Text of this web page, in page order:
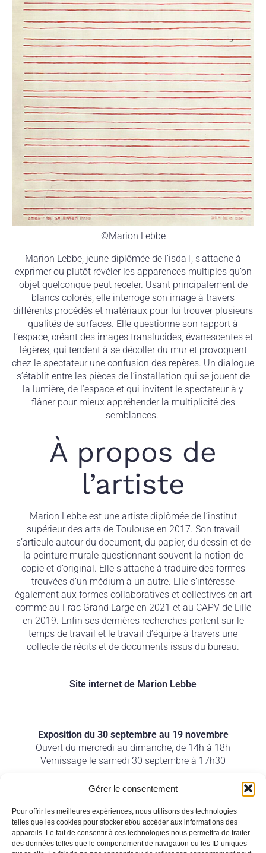
Gérer le consentement
Pour offrir les meilleures expériences, nous utilisons des technologies
telles que les cookies pour stocker et/ou accéder aux informations des
appareils. Le fait de consentir à ces technologies nous permettra de traiter
des données telles que le comportement de navigation ou les ID uniques
©Marion Lebbe
Marion Lebbe, jeune diplômée de l’isdaT, s’attache à
exprimer ou plutôt révéler les apparences multiples qu’on
objet quelconque peut receler. Usant principalement de
blancs colorés, elle interroge son image à travers
différents procédés et matériaux pour lui trouver plusieurs
qualités de surfaces. Elle questionne son rapport à
l’espace, créant des images translucides, évanescentes et
légères, qui tendent à se décoller du mur et provoquent
chez le spectateur une confusion des repères. Un dialogue
s’établit entre les pièces de l’installation qui se jouent de
la lumière, de l’espace et qui invitent le spectateur à y
flâner pour mieux appréhender la multiplicité des
semblances.
À propos de
l’artiste
Marion Lebbe est une artiste diplômée de l’institut
supérieur des arts de Toulouse en 2017. Son travail
s’articule autour du document, du papier, du dessin et de
la peinture murale questionnant souvent la notion de
copie et d’original. Elle s’attache à traduire des formes
trouvées d’un médium à un autre. Elle s’intéresse
également aux formes collaboratives et collectives en art
comme au Frac Grand Large en 2021 et au CAPV de Lille
en 2019. Enfin ses dernières recherches portent sur le
temps de travail et le travail d’équipe à travers une
collecte de récits et de documents issus du bureau.
Site internet de Marion Lebbe
Exposition du 30 septembre au 19 novembre
Ouvert du mercredi au dimanche, de 14h à 18h
Vernissage le samedi 30 septembre à 17h30
On en parle :
sympathique mais pas invisible»